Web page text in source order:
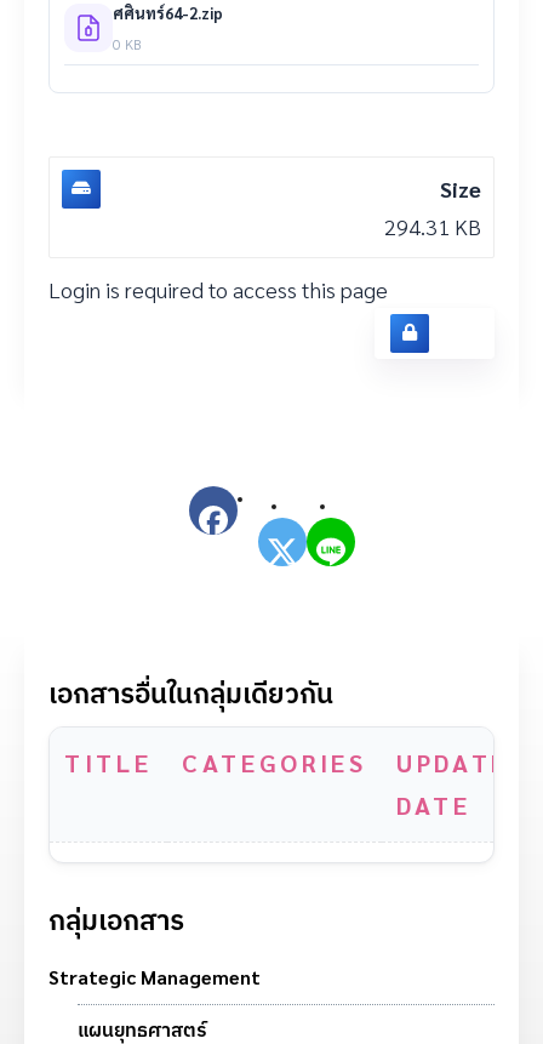
ศศินทร์64-2.zip
0 KB
Size
294.31 KB
Login is required to access this page
กลุ่มเอกสาร
Strategic Management
แผนยุทธศาสตร์
เอกสารอื่นในกลุ่มเดียวกัน
TITLE CATEGORIES
UPDATE
DATE